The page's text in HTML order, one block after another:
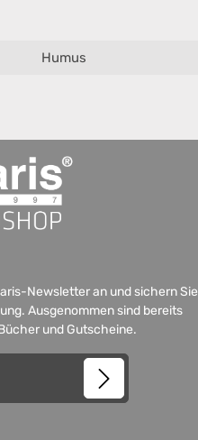
Humus
Newsletter an und sichern Sie
Ausgenommen sind bereits
und Gutscheine.